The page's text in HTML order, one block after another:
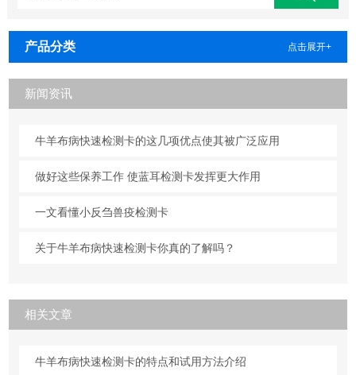
产品分类 点击展开+
新闻资讯
牛羊布病快速检测卡的这几项优点使其被广泛应用
做好这些保养工作 使蓝耳检测卡发挥更大作用
一文看懂小反刍兽疫检测卡
关于牛羊布病快速检测卡你真的了解吗？
相关文章
牛羊布病快速检测卡的特点和试用方法介绍